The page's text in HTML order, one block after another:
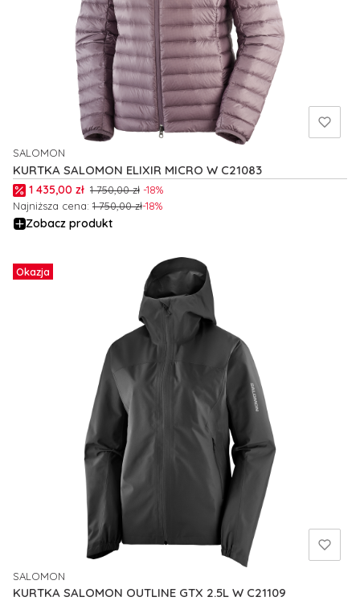
KURTKA SALOMON ELIXIR MICRO W C21083
PRODUCENT
SALOMON
Cena promocyjna
1 435,00 zł 1 750,00 zł -18%
Najniższa cena: 1 750,00 zł-18%
Zobacz produkt
Okazja
KURTKA SALOMON OUTLINE GTX 2.5L W C21109
PRODUCENT
SALOMON